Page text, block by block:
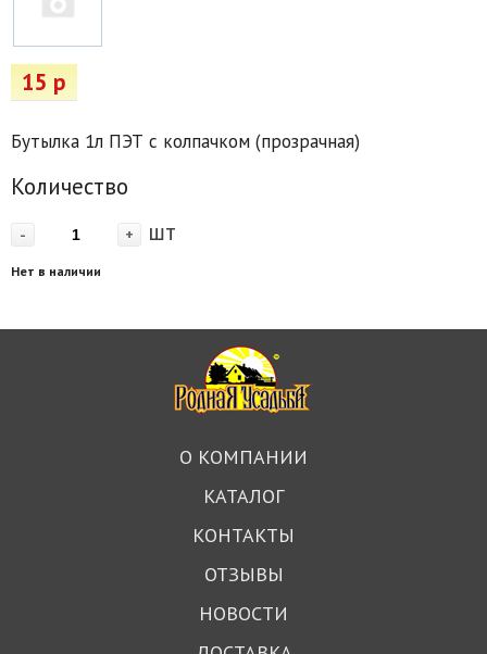
15 р
Бутылка 1л ПЭТ с колпачком (прозрачная)
Количество
- + шт
Нет в наличии
О КОМПАНИИ
КАТАЛОГ
КОНТАКТЫ
ОТЗЫВЫ
НОВОСТИ